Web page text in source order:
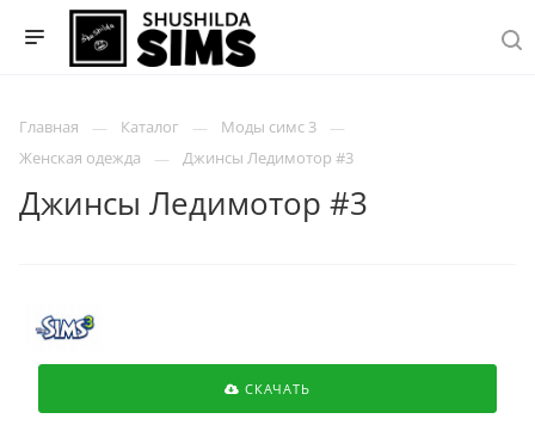
Главная Каталог
Моды симс 3
Женская одежда
Джинсы Ледимотор #3
Джинсы Ледимотор #3
СКАЧАТЬ